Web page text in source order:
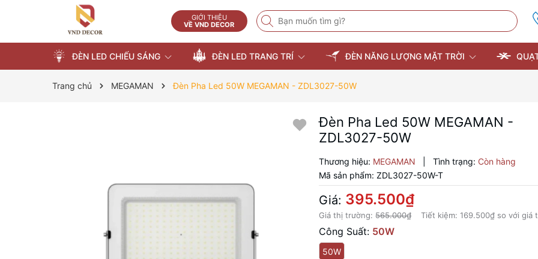
GIỚI THIỆU
VỀ VND DECOR
ĐÈN LED CHIẾU SÁNG ĐÈN LED TRANG TRÍ ĐÈN NĂNG LƯỢNG MẶT TRỜI
Trang chủ MEGAMAN Đèn Pha Led 50W MEGAMAN - ZDL3027-50W
Đèn Pha Led 50W MEGAMAN -
ZDL3027-50W
Thương hiệu: MEGAMAN Tình trạng: Còn hàng
Mã sản phẩm:ZDL3027-50W-T
Giá: 395.500₫
Giá thị trường:565.000₫ Tiết kiệm:169.500₫ so với giá
Công Suất: 50W
50W